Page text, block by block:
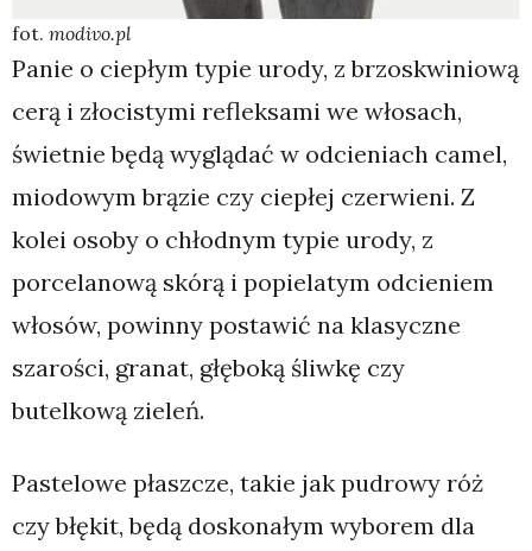
fot. modivo.pl
Panie o ciepłym typie urody, z brzoskwiniową
cerą i złocistymi refleksami we włosach,
świetnie będą wyglądać w odcieniach camel,
miodowym brązie czy ciepłej czerwieni. Z
kolei osoby o chłodnym typie urody, z
porcelanową skórą i popielatym odcieniem
włosów, powinny postawić na klasyczne
szarości, granat, głęboką śliwkę czy
butelkową zieleń.
Pastelowe płaszcze, takie jak pudrowy róż
czy błękit, będą doskonałym wyborem dla